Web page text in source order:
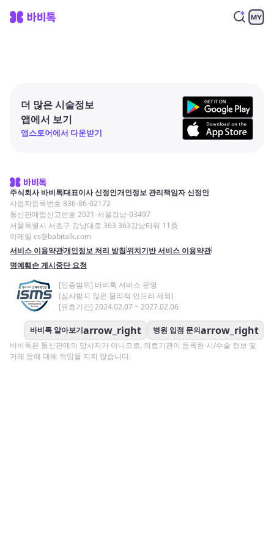
더 많은 시술정보
앱에서 보기
앱스토어에서 다운받기
주식회사 바비톡대표이사 신정인개인정보 관리책임자 신정인
사업자등록번호 836-86-02172
통신판매업신고번호 2021-서울강남-03497
서울특별시 서초구 강남대로 363 363강남타워 11층
이메일 cs@babitalk.com
서비스 이용약관개인정보 처리 방침위치기반 서비스 이용약관
명예훼손 게시중단 요청
[인증범위] 바비톡 서비스 운영
(심사받지 않은 물리적 인프라 제외)
[유효기간] 2024.02.07 ~ 2027.02.06
바비톡 알아보기arrow_right 병원 입점 문의arrow_right
바비톡은 통신판매의 당사자가 아니므로, 의료기관이 등록한 시/수술 정보 및
거래 등에 대해 책임을 지지 않습니다.